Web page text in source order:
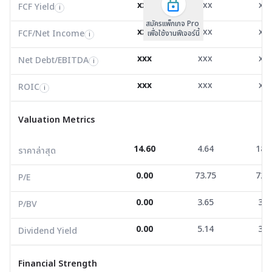
FCF/Net Income 0.00 2.49
0.61 0.00
ROIC i 0.00 21.72
Valuation Metrics
P/BV
0.00 3.65
Dividend Yield
0.00 5.14
Financial Strength
D/E 0.00 0.42
Current Ratio
FCF Yield i xxx xxx
FCF/Net Income i xxx xxx
Net Debt/EBITDA i xxx xxx
ROIC i xxx xxx
สมัครแพ็กเกจ Pro
เพื่อใช้งานฟีเจอร์นี้
Valuation Metrics
ราคาล่าสุด 14.60 4.64
P/E 0.00 73.75
P/BV 0.00 3.65
Dividend Yield 0.00 5.14
Financial Strength